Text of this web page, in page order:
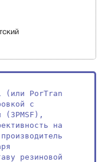
(или PorTran
с
(3PMSF),
на
резиновой